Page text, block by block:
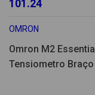
101.24
OMRON
Omron M2 Essential
Tensiometro Braço